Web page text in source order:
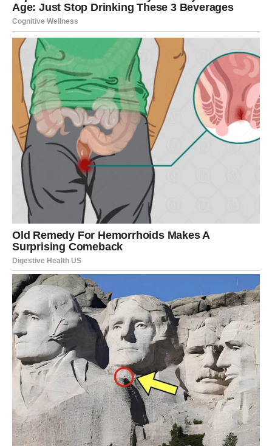
To će opskrbiti tlo kalcijem, vitalnim nutrijentom za rast rajčica.
Među najčešćim bolestima koje pogađaju plodove rajčice je
stanje poznato kao trulež rajčice.
To se prije svega odnosi na nedostatak kalcija u tlu. Osim
toga, ljuske jaja mogu se koristiti kao izvor vapna.
Sastavom podsjećaju na vapno, što rezultira visokim
sadržajem kalcija koji doprinosi smanjenju kiselosti tla.
Dodatno, vapno se može nanijeti na travnjak kao prihrana.
Za postizanje estetski lijepog izgleda travnjak nije dovoljno
samo zalijevati i kositi. Preporuča se nanijeti 10 kg vapna na
površinu od 300 m² trave.
Ova količina je dovoljna za podešavanje pH razine u tlu koje je
blago kiselo. Kao rezultat toga, trava će izgledati zelenija i
gušća, poboljšavajući cjelokupni izgled travnjaka.
Uspješan rast biljaka otežava kiselost tla. Koje se metode
mogu upotrijebiti da se utvrdi ima li vaše tlo kisela svojstva?